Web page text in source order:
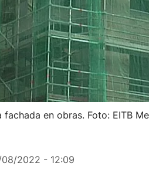
en obras. Foto: EITB
2022 - 12:09